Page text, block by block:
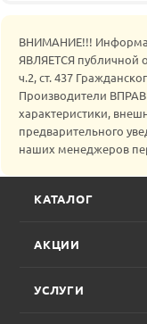
ВНИМАНИЕ!!!
ЯВЛЯЕТСЯ публичной
ч.2, ст. 437
Производители
характеристики,
предварительного
наших менеджеров
КАТАЛОГ
АКЦИИ
УСЛУГИ